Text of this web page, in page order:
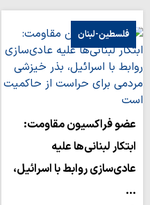
فلسطین-لبنان
عضو فراکسیون مقاومت:
ابتکار لبنانی‌ها علیه
عادی‌سازی روابط با اسرائیل،
…